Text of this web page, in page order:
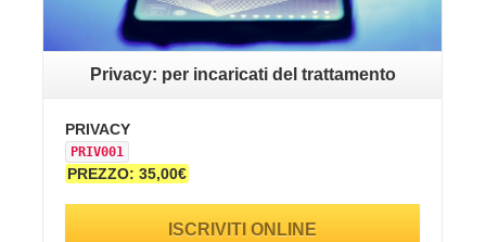
Privacy: per incaricati del trattamento
PRIVACY
PRIV001
PREZZO: 35,00€
ISCRIVITI ONLINE